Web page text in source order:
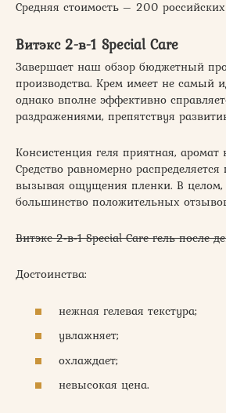
Средняя стоимость – 200
Витэкс 2-в-1 Special Care
Завершает наш обзор бюджетный
производства. Крем имеет не самый
однако вполне эффективно
раздражениями, препятствуя
Консистенция геля приятная, аромат
Средство равномерно
вызывая ощущения пленки. В целом,
большинство положительных
Витэкс 2-в-1 Special Care гель после
Достоинства:
нежная гелевая текстура;
увлажняет;
охлаждает;
невысокая цена.